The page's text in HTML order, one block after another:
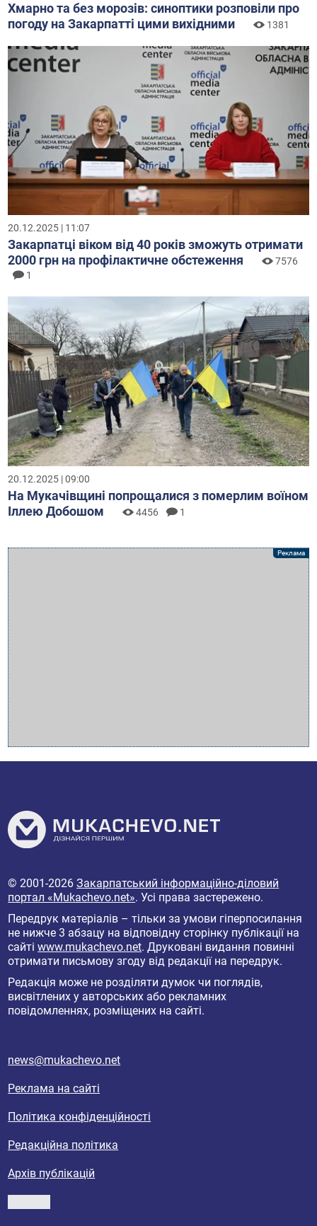
Хмарно та без морозів: синоптики розповіли про
погоду на Закарпатті цими вихідними
1381
20.12.2025 | 11:07
Закарпатці віком від 40 років зможуть отримати
2000 грн на профілактичне обстеження
7576
1
20.12.2025 | 09:00
На Мукачівщині попрощалися з померлим воїном
Іллею Добошом
4456 1
© 2001-2026Закарпатський інформаційно-діловий
портал «Mukachevo.net». Усі права застережено.
Передрук матеріалів – тільки за умови гіперпосилання
не нижче 3 абзацу на відповідну сторінку публікації на
сайтіwww.mukachevo.net. Друковані видання повинні
отримати письмову згоду від редакції на передрук.
Редакція може не розділяти думок чи поглядів,
висвітлених у авторських або рекламних
повідомленнях, розміщених на сайті.
news@mukachevo.net
Реклама на сайті
Політика конфіденційності
Редакційна політика
Архів публікацій